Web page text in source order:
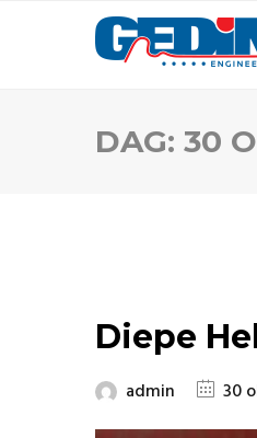
DAG: 30
Diepe
admin 30